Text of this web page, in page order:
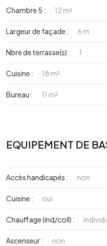
Chambre 5 : 12 m²
Largeur de façade : 6 m
Nbre de terrasse(s) : 1
Cuisine : 18 m²
Bureau : 11 m²
EQUIPEMENT DE
Accès handicapés : non
Cuisine : oui
Chauffage (ind/coll) :
Ascenseur : non